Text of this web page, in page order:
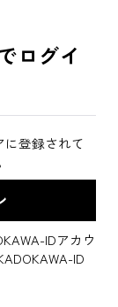
ログイ
に登録されて
IDアカウ
ID